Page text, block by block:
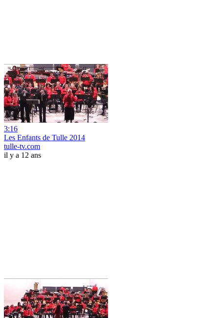
3:16
Les Enfants de Tulle 2014
tulle-tv.com
il y a 12 ans